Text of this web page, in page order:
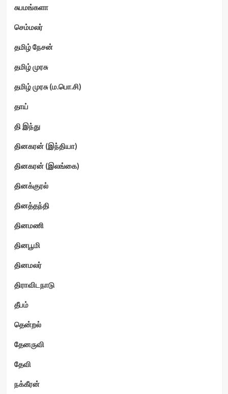
சுபமங்களா
செம்மலர்
தமிழ் நேசன்
தமிழ் முரசு
தமிழ் முரசு (ம.பொ.சி)
தாய்
தி இந்து
தினகரன் (இந்தியா)
தினகரன் (இலங்கை)
தினக்குரல்
தினத்தந்தி
தினமணி
தினபூமி
தினமலர்
திராவிடநாடு
தீபம்
தென்றல்
தேனருவி
தேவி
நக்கீரன்